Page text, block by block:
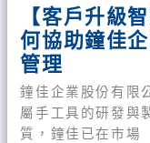
【客戶升級
何協助鐘佳
管理
鐘佳企業股份有限
屬手工具的研發與
質，鐘佳已在市場
佳
企
業
優
化
生
產